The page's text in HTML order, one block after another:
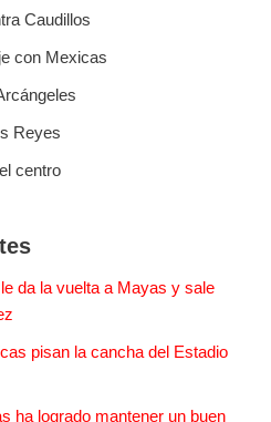
Caudillos
con Mexicas
Reyes
centro
da la vuelta a Mayas y sale
pisan la cancha del Estadio
ha logrado mantener un buen